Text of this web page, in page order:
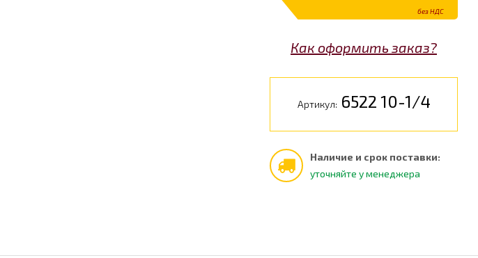
без НДС
Как оформить заказ?
Артикул: 6522 10-1/4
Наличие и срок поставки:
уточняйте у менеджера